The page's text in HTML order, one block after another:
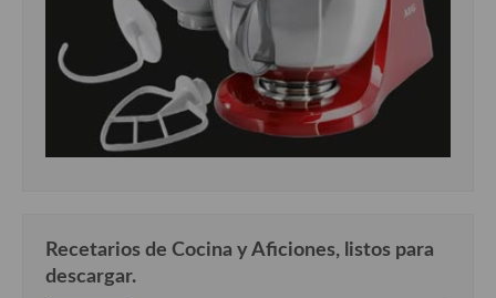
Recetarios de Cocina y Aficiones, listos para
descargar.